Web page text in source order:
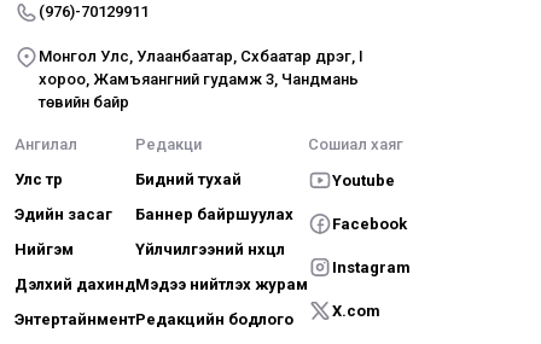
(976)-70129911
Монгол Улс, Улаанбаатар, Сүхбаатар дүүрэг, I
хороо, Жамъяангүний гудамж 3, Чандмань
төвийн байр
Ангилал
Улс төр
Эдийн засаг
Нийгэм
Дэлхий дахинд
Энтертайнмент
Редакци
Бидний тухай
Баннер байршуулах
Үйлчилгээний нөхцөл
Мэдээ нийтлэх журам
Редакцийн бодлого
Сошиал хаяг
Youtube
Facebook
Instagram
X.com